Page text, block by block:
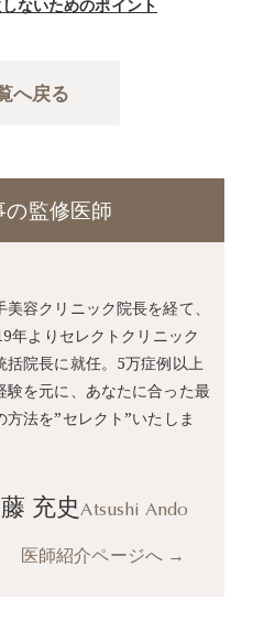
ないためのポイント
へ戻る
の監修医師
美容クリニック院長を経て、
年よりセレクトクリニック
括院長に就任。5万症例以上
験を元に、あなたに合った最
方法を”セレクト”いたしま
充史Atsushi Ando
医師紹介ページへ →